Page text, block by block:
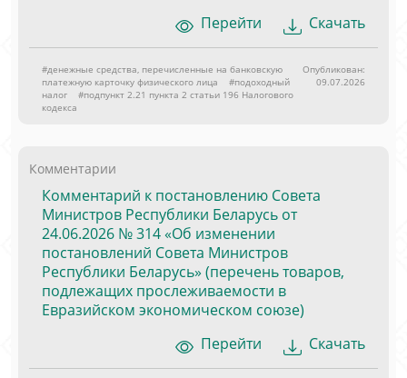
Перейти
Скачать
#денежные средства, перечисленные на банковскую
платежную карточку физического лица
#подоходный
налог
#подпункт 2.21 пункта 2 статьи 196 Налогового
Опубликован:
09.07.2026
Комментарии
Комментарий к постановлению Совета
Министров Республики Беларусь от
24.06.2026 № 314 «Об изменении
постановлений Совета Министров
Республики Беларусь» (перечень товаров,
подлежащих прослеживаемости в
Евразийском экономическом союзе)
Перейти
Скачать